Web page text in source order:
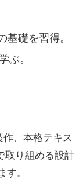
礎を習得。
ぶ。
、本格テキス
取り組める設計
。